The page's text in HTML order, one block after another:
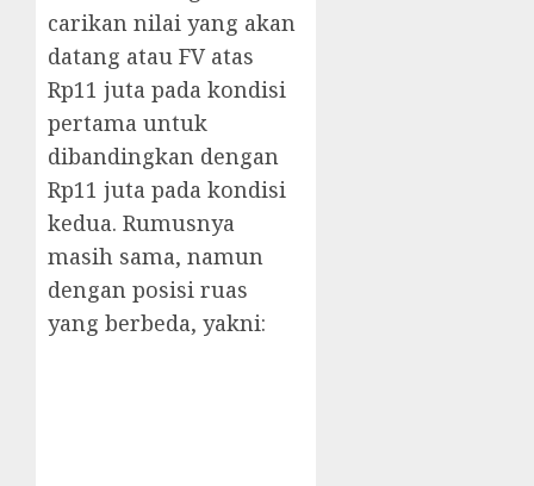
carikan nilai yang akan
datang atau FV atas
Rp11 juta pada kondisi
pertama untuk
dibandingkan dengan
Rp11 juta pada kondisi
kedua. Rumusnya
masih sama, namun
dengan posisi ruas
yang berbeda, yakni: